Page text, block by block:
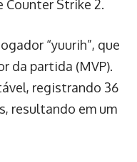
Counter Strike 2.
“yuurih”, que
da partida (MVP).
registrando 36
resultando em um